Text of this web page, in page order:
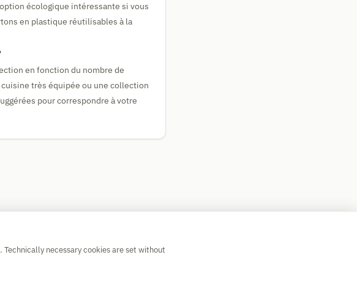
écologique intéressante si vous
en plastique réutilisables à la
en fonction du nombre de
très équipée ou une collection
pour correspondre à votre
Cookies
necessary cookies are set without